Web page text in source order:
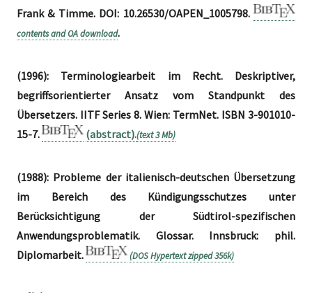
Frank & Timme. DOI: 10.26530/OAPEN_1005798.
contents and OA download.
(1996): Terminologiearbeit im Recht. Deskriptiver,
begriffsorientierter Ansatz vom Standpunkt des
Übersetzers. IITF Series 8. Wien: TermNet. ISBN 3-901010-
15-7.
(abstract).(text 3 Mb)
(1988): Probleme der italienisch-deutschen Übersetzung
im Bereich des Kündigungsschutzes unter
Berücksichtigung der Südtirol-spezifischen
Anwendungsproblematik. Glossar. Innsbruck: phil.
Diplomarbeit.
(DOS Hypertext zipped 356k)